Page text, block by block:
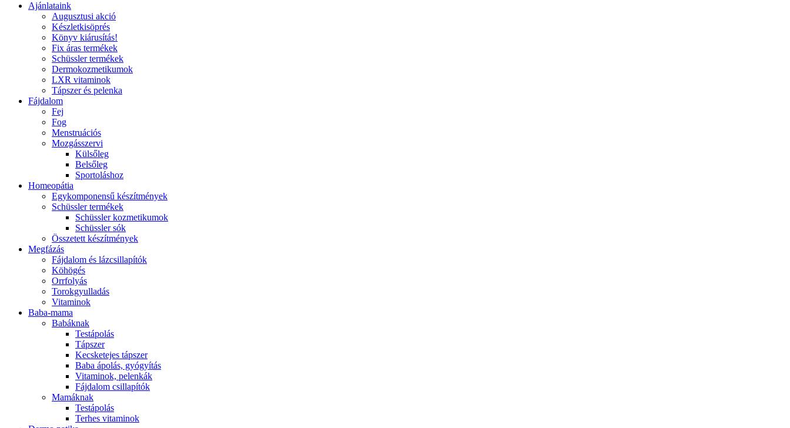
Ajánlataink
Augusztusi akció
Készletkisöprés
Könyv kiárusítás!
Fix áras termékek
Schüssler termékek
Dermokozmetikumok
LXR vitaminok
Tápszer és pelenka
Fájdalom
Fej
Fog
Menstruációs
Mozgásszervi
Külsőleg
Belsőleg
Sportoláshoz
Homeopátia
Egykomponensű készítmények
Schüssler termékek
Schüssler kozmetikumok
Schüssler sók
Összetett készítmények
Megfázás
Fájdalom és lázcsillapítók
Köhögés
Orrfolyás
Torokgyulladás
Vitaminok
Baba-mama
Babáknak
Testápolás
Tápszer
Kecsketejes tápszer
Baba ápolás, gyógyítás
Vitaminok, pelenkák
Fájdalom csillapítók
Mamáknak
Testápolás
Terhes vitaminok